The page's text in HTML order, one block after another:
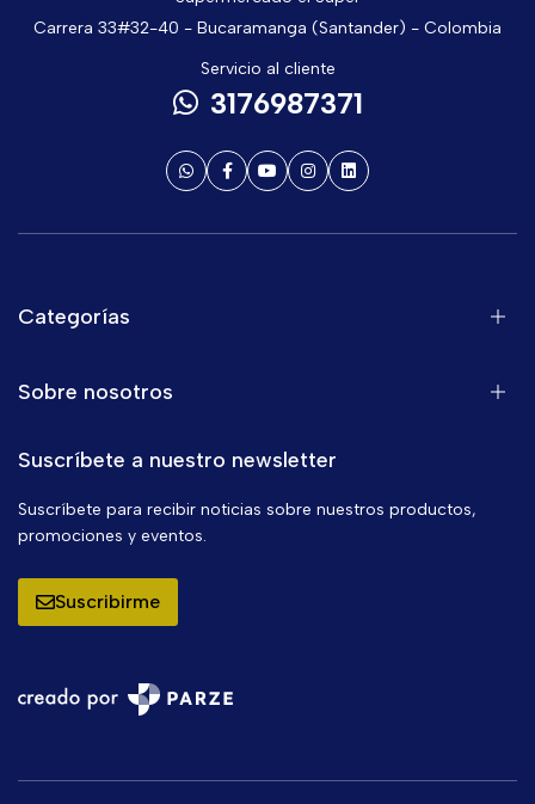
Carrera 33#32-40 - Bucaramanga (Santander) - Colombia
Servicio al cliente
3176987371
Categorías
Sobre nosotros
Suscríbete a nuestro newsletter
Suscríbete para recibir noticias sobre nuestros productos,
promociones y eventos.
Suscribirme